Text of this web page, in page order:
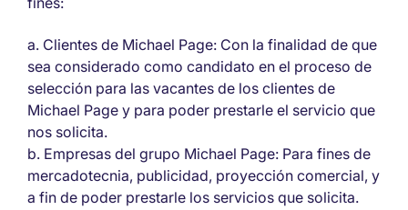
Clientes de Michael Page: Con la finalidad de que
sea considerado como candidato en el proceso de
selección para las vacantes de los clientes de
Michael Page y para poder prestarle el servicio que
nos solicita.
Empresas del grupo Michael Page: Para fines de
mercadotecnia, publicidad, proyección comercial, y
a fin de poder prestarle los servicios que solicita.